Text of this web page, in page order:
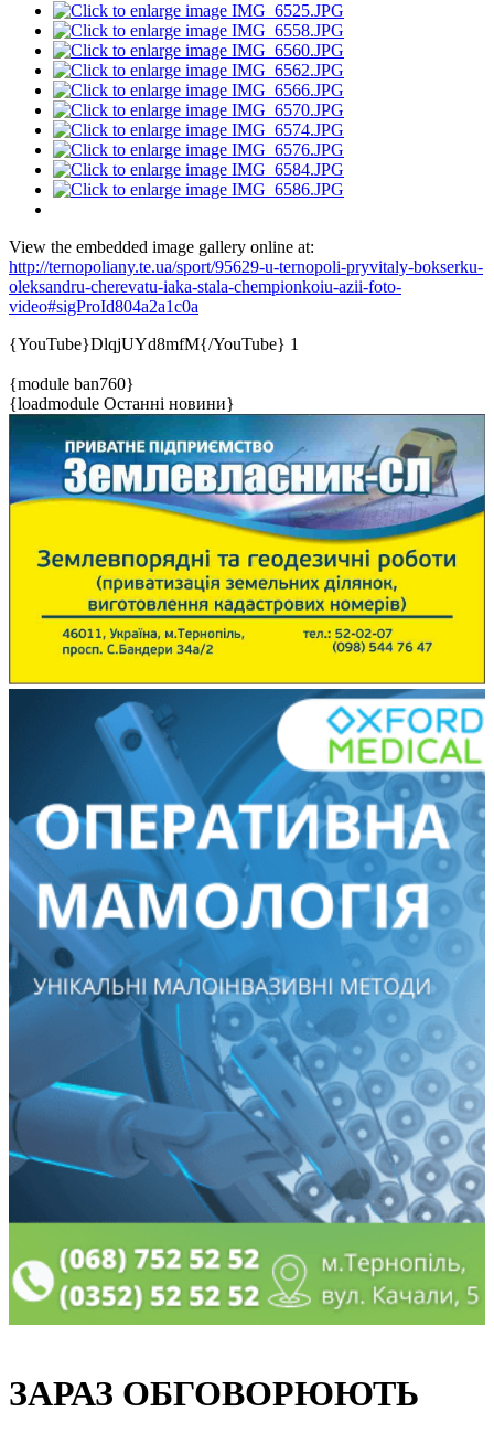
View the embedded image gallery online at:
http://ternopoliany.te.ua/sport/95629-u-ternopoli-pryvitaly-bokserku-
oleksandru-cherevatu-iaka-stala-chempionkoiu-azii-foto-
video#sigProId804a2a1c0a
{YouTube}DlqjUYd8mfM{/YouTube} 1
{module ban760}
{loadmodule Останні новини}
ЗАРАЗ ОБГОВОРЮЮТЬ